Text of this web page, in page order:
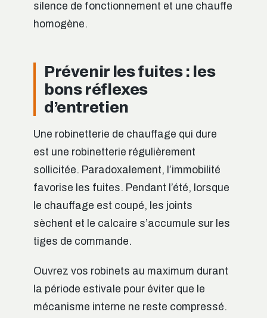
silence de fonctionnement et une chauffe
homogène.
Prévenir les fuites : les
bons réflexes
d’entretien
Une robinetterie de chauffage qui dure
est une robinetterie régulièrement
sollicitée. Paradoxalement, l’immobilité
favorise les fuites. Pendant l’été, lorsque
le chauffage est coupé, les joints
sèchent et le calcaire s’accumule sur les
tiges de commande.
Ouvrez vos robinets au maximum durant
la période estivale pour éviter que le
mécanisme interne ne reste compressé.